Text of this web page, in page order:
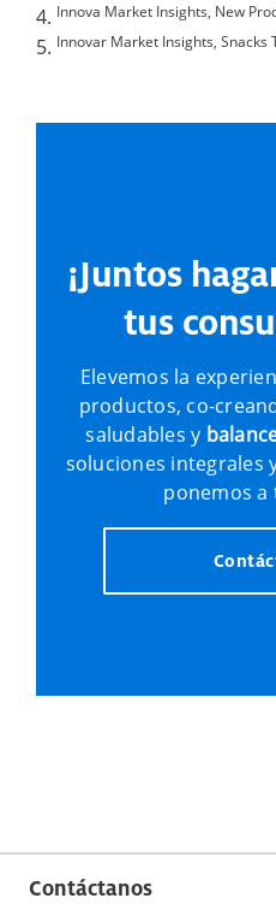
Innova Market Insights, New
Innovar Market Insights, Snacks
¡Juntos
tus
Elevemos la
productos, co-
saludables y
soluciones integrales
ponemos a
Contáctanos